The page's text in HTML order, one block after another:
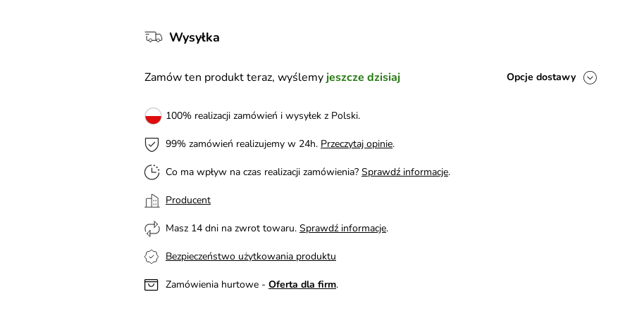
Wysyłka
Zamów ten produkt teraz, wyślemy jeszcze dzisiaj Opcje dostawy
100% realizacji zamówień i wysyłek z Polski.
99% zamówień realizujemy w 24h. Przeczytaj opinie.
Co ma wpływ na czas realizacji zamówienia? Sprawdź informacje.
Producent
Masz 14 dni na zwrot towaru. Sprawdź informacje.
Bezpieczeństwo użytkowania produktu
Zamówienia hurtowe - Oferta dla firm.